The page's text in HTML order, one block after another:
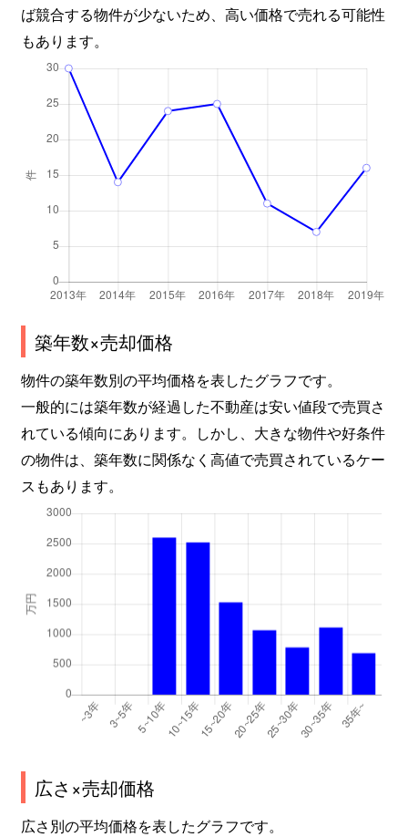
ば競合する物件が少ないため、高い価格で売れる可能性
もあります。
築年数×売却価格
物件の築年数別の平均価格を表したグラフです。
一般的には築年数が経過した不動産は安い値段で売買さ
れている傾向にあります。しかし、大きな物件や好条件
の物件は、築年数に関係なく高値で売買されているケー
スもあります。
広さ×売却価格
広さ別の平均価格を表したグラフです。